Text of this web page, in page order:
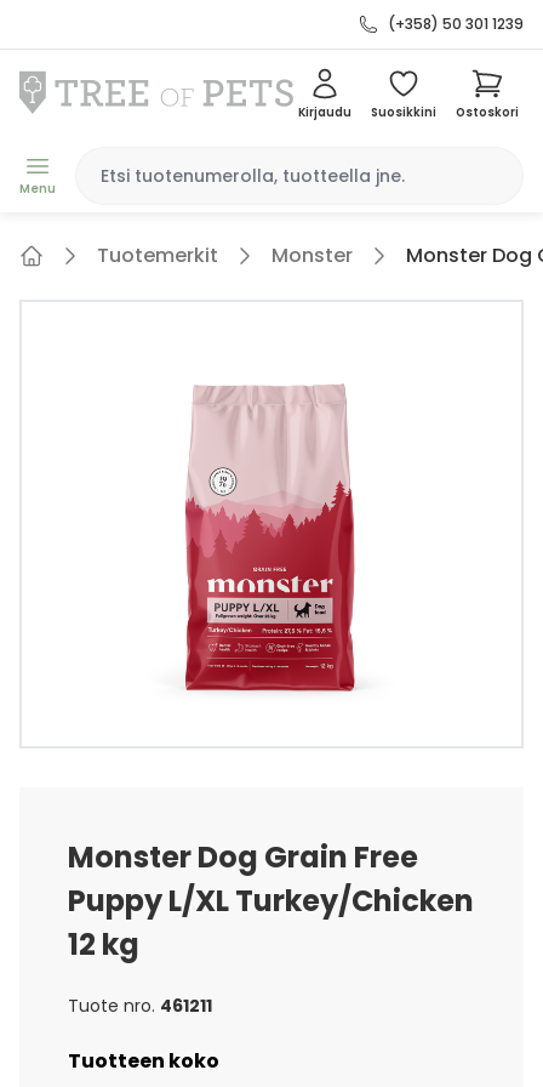
(+358) 50 301 1239
Menu
Kirjaudu Suosikkini Ostoskori
Tuotemerkit Monster Monster Dog
Monster Dog Grain Free
Puppy L/XL Turkey/Chicken
12 kg
Tuote nro. 461211
Tuotteen koko